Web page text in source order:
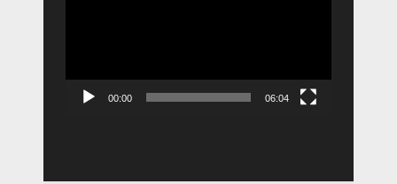
00:00 06:04